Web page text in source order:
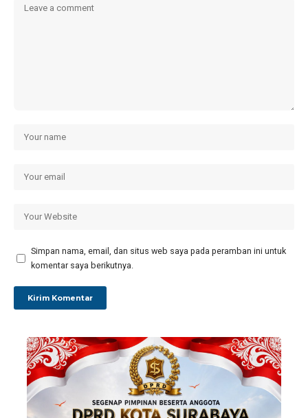
Simpan nama, email, dan situs web saya pada peramban ini untuk
komentar saya berikutnya.